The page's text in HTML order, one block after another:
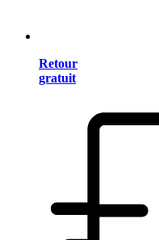
Retour
gratuit